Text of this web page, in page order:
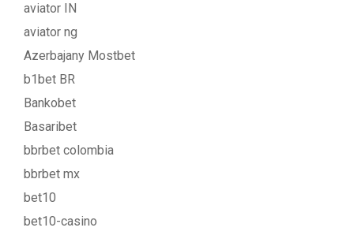
aviator IN
aviator ng
Azerbajany Mostbet
b1bet BR
Bankobet
Basaribet
bbrbet colombia
bbrbet mx
bet10
bet10-casino